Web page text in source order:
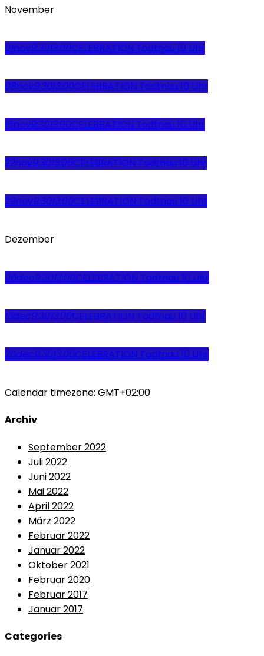
November
01nov9:3013:00CELEBRATION Todtnau 10 Uhr
08nov9:3013:00CELEBRATION Todtnau 10 Uhr
15nov9:3013:00CELEBRATION Todtnau 10 Uhr
22nov9:3013:00CELEBRATION Todtnau 10 Uhr
29nov9:3013:00CELEBRATION Todtnau 10 Uhr
Dezember
06dec9:3013:00CELEBRATION Todtnau 10 Uhr
13dec9:3013:00CELEBRATION Todtnau 10 Uhr
20dec9:3013:00CELEBRATION Todtnau 10 Uhr
Calendar timezone: GMT+02:00
Archiv
September 2022
Juli 2022
Juni 2022
Mai 2022
April 2022
März 2022
Februar 2022
Januar 2022
Oktober 2021
Februar 2020
Februar 2017
Januar 2017
Categories